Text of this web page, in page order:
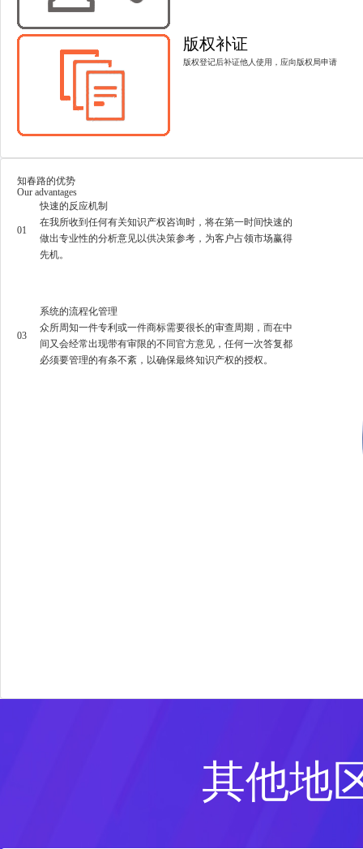
版权补证
版权登记后补证他人使用，应向版权局申请
知春路的优势
Our advantages
01
快速的反应机制
在我所收到任何有关知识产权咨询时，将在第一时间快速的
做出专业性的分析意见以供决策参考，为客户占领市场赢得
先机。
03
系统的流程化管理
众所周知一件专利或一件商标需要很长的审查周期，而在中
间又会经常出现带有审限的不同官方意见，任何一次答复都
必须要管理的有条不紊，以确保最终知识产权的授权。
其他地